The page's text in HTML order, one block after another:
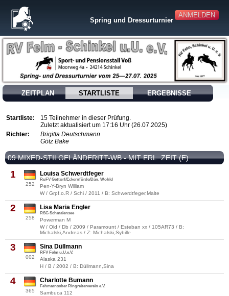
ANMELDEN
Spring und Dressurturnier
ZEITPLAN STARTLISTE ERGEBNISSE
Startliste:
15 Teilnehmer in dieser Prüfung.
Zuletzt aktualisiert um 17:16 Uhr (26.07.2025)
Richter:
Brigitta Deutschmann
Götz Bake
09 MIXED-STILGELÄNDERITT-WB - MIT ERL. ZEIT (E)
1
252
Louisa Schwerdtfeger
RuFV Gettorf/Eckernförde/Dän. Wohld
Pen-Y-Bryn William
W / Grpf.o.R / Schi / 2011 / B: Schwerdtfeger,Malte
2
258
Lisa Maria Engler
RSG Schmalensee
Powerman M
W / Old / Db / 2009 / Paramount / Esteban xx / 105AR73 / B:
Michalski,Andreas / Z: Michalski,Sybille
3
002
Sina Düllmann
RFV Felm u.U.e.V.
Alaska 231
H / B / 2002 / B: Düllmann,Sina
4
365
Charlotte Bumann
Fehmarnscher Ringreiterverein e.V.
Sambuca 112